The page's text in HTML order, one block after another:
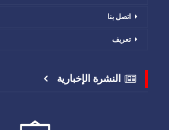
اتصل بنا
تعريف
النشرة الإخبارية